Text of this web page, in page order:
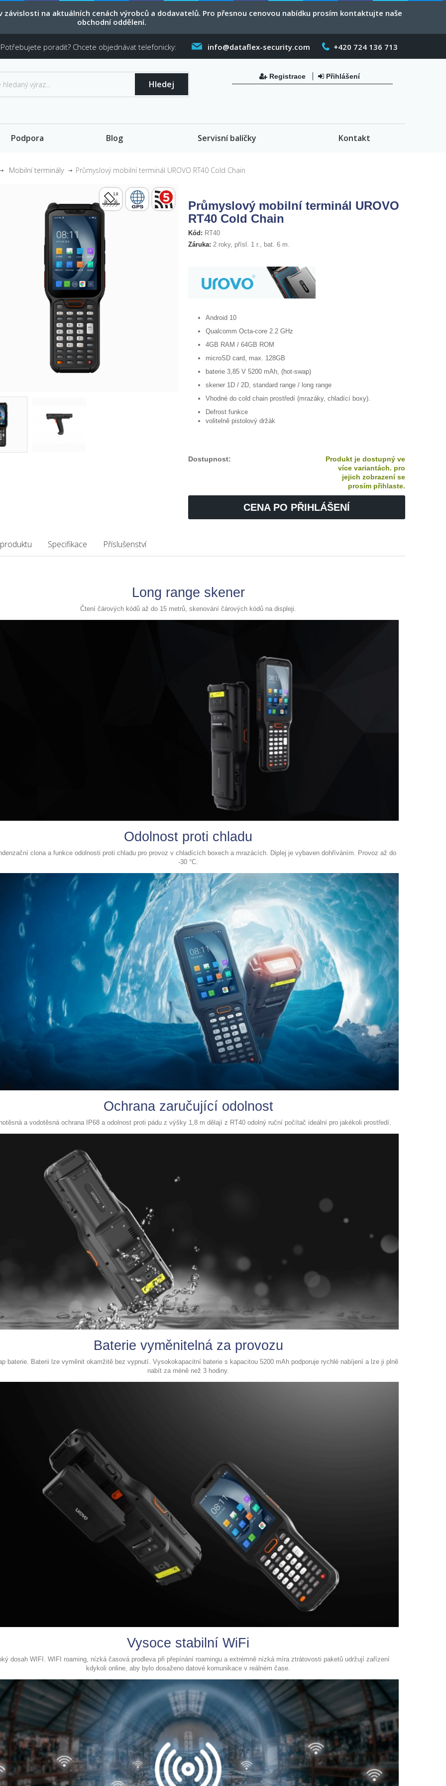
na aktuálních cenách výrobců a dodavatelů. Pro přesnou cenovou nabídku prosím kontaktujte naše
obchodní oddělení.
Potřebujete poradit? Chcete objednávat telefonicky: +420 724 136 713
info@dataflex-security.com
Hledej
Registrace Přihlášení
Podpora Blog Servisní balíčky Kontakt
Mobilní terminály Průmyslový mobilní terminál UROVO RT40 Cold Chain
Průmyslový mobilní terminál UROVO
RT40 Cold Chain
Kód: RT40
Záruka: 2 roky, přísl. 1 r., bat. 6 m.
Android 10
Qualcomm Octa-core 2.2 GHz
4GB RAM / 64GB ROM
microSD card, max. 128GB
baterie 3,85 V 5200 mAh, (hot-swap)
skener 1D / 2D, standard range / long range
Vhodné do cold chain prostředí (mrazáky, chladící boxy).
Defrost funkce
volitelně pistolový držák
Dostupnost:
Produkt je dostupný ve
více variantách. pro
jejich zobrazení se
prosím přihlaste.
CENA PO PŘIHLÁŠENÍ
Specifikace Příslušenství
Long range skener
Čtení čárových kódů až do 15 metrů, skenování čárových kódů na displeji.
Odolnost proti chladu
clona a funkce odolnosti proti chladu pro provoz v chladících boxech a mrazácích. Diplej je vybaven dohříváním. Provoz až do
-30 °C.
Ochrana zaručující odolnost
a vodotěsná ochrana IP68 a odolnost proti pádu z výšky 1,8 m dělají z RT40 odolný ruční počítač ideální pro jakékoli prostředí.
Baterie vyměnitelná za provozu
baterie. Baterii lze vyměnit okamžitě bez vypnutí. Vysokokapacitní baterie s kapacitou 5200 mAh podporuje rychlé nabíjení a lze ji plně
nabít za méně než 3 hodiny.
Vysoce stabilní WiFi
dosah WIFI. WIFI roaming, nízká časová prodleva při přepínání roamingu a extrémně nízká míra ztrátovosti paketů udržují zařízení
kdykoli online, aby bylo dosaženo datové komunikace v reálném čase.